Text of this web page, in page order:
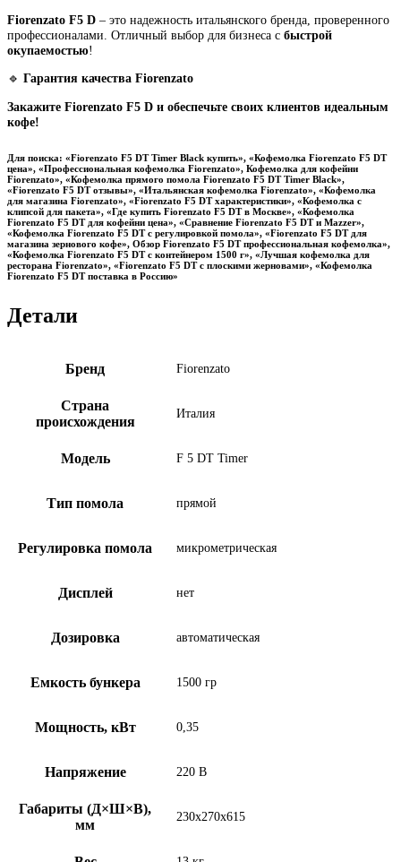
Fiorenzato F5 D – это надежность итальянского бренда, проверенного
профессионалами. Отличный выбор для бизнеса с быстрой
окупаемостью!
🔹 Гарантия качества Fiorenzato
Закажите Fiorenzato F5 D и обеспечьте своих клиентов идеальным
кофе!
Для поиска: «Fiorenzato F5 DT Timer Black купить», «Кофемолка Fiorenzato F5 DT
цена», «Профессиональная кофемолка Fiorenzato», Кофемолка для кофейни
Fiorenzato», «Кофемолка прямого помола Fiorenzato F5 DT Timer Black»,
«Fiorenzato F5 DT отзывы», «Итальянская кофемолка Fiorenzato», «Кофемолка
для магазина Fiorenzato», «Fiorenzato F5 DT характеристики», «Кофемолка с
клипсой для пакета», «Где купить Fiorenzato F5 DT в Москве», «Кофемолка
Fiorenzato F5 DT для кофейни цена», «Сравнение Fiorenzato F5 DT и Mazzer»,
«Кофемолка Fiorenzato F5 DT с регулировкой помола», «Fiorenzato F5 DT для
магазина зернового кофе», Обзор Fiorenzato F5 DT профессиональная кофемолка»,
«Кофемолка Fiorenzato F5 DT с контейнером 1500 г», «Лучшая кофемолка для
ресторана Fiorenzato», «Fiorenzato F5 DT с плоскими жерновами», «Кофемолка
Fiorenzato F5 DT поставка в Россию»
Детали
Бренд Fiorenzato
Страна
происхождения
Италия
Модель F 5 DT Timer
Тип помола прямой
Регулировка помола микрометрическая
Дисплей нет
Дозировка автоматическая
Емкость бункера 1500 гр
Мощность, кВт 0,35
Напряжение 220 В
Габариты (Д×Ш×В),
мм
230х270х615